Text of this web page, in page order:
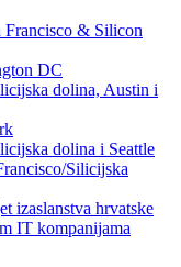
Francisco & Silicon
DC
dolina, Austin i
dolina i Seattle
Silicijska
izaslanstva hrvatske
IT kompanijama